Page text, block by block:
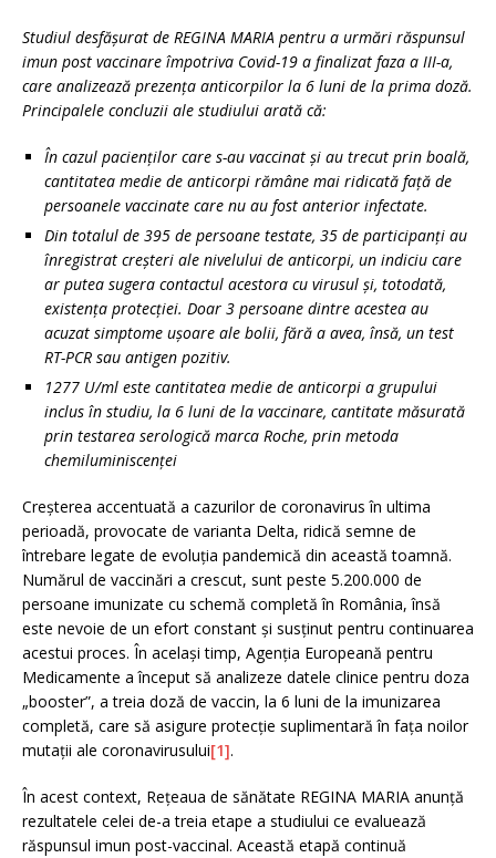
Studiul desfășurat de REGINA MARIA pentru a urmări răspunsul
imun post vaccinare împotriva Covid-19 a finalizat faza a III-a,
care analizează prezența anticorpilor la 6 luni de la prima doză.
Principalele concluzii ale studiului arată că:
În cazul pacienților care s-au vaccinat și au trecut prin boală,
cantitatea medie de anticorpi rămâne mai ridicată față de
persoanele vaccinate care nu au fost anterior infectate.
Din totalul de 395 de persoane testate, 35 de participanți au
înregistrat creșteri ale nivelului de anticorpi, un indiciu care
ar putea sugera contactul acestora cu virusul și, totodată,
existența protecției. Doar 3 persoane dintre acestea au
acuzat simptome ușoare ale bolii, fără a avea, însă, un test
RT-PCR sau antigen pozitiv.
1277 U/ml este cantitatea medie de anticorpi a grupului
inclus în studiu, la 6 luni de la vaccinare, cantitate măsurată
prin testarea serologică marca Roche, prin metoda
chemiluminiscenței
Creșterea accentuată a cazurilor de coronavirus în ultima
perioadă, provocate de varianta Delta, ridică semne de
întrebare legate de evoluția pandemică din această toamnă.
Numărul de vaccinări a crescut, sunt peste 5.200.000 de
persoane imunizate cu schemă completă în România, însă
este nevoie de un efort constant și susținut pentru continuarea
acestui proces. În același timp, Agenția Europeană pentru
Medicamente a început să analizeze datele clinice pentru doza
„booster”, a treia doză de vaccin, la 6 luni de la imunizarea
completă, care să asigure protecție suplimentară în fața noilor
mutații ale coronavirusului[1].
În acest context, Rețeaua de sănătate REGINA MARIA anunță
rezultatele celei de-a treia etape a studiului ce evaluează
răspunsul imun post-vaccinal. Această etapă continuă